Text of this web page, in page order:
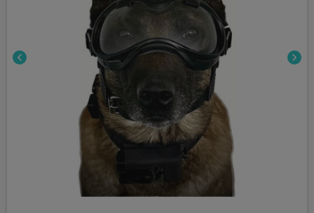
chevron_left chevron_right